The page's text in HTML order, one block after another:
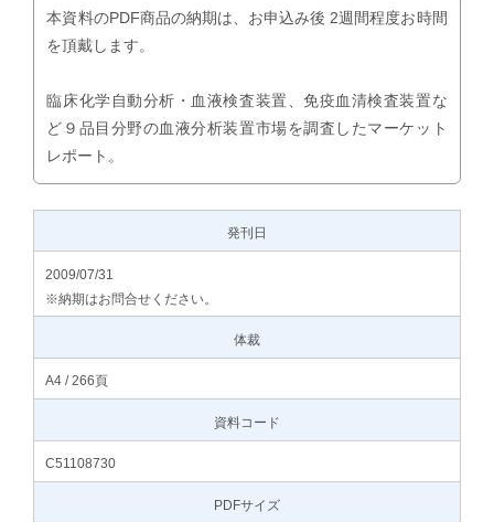
本資料のPDF商品の納期は、お申込み後 2週間程度お時間
を頂戴します。
臨床化学自動分析・血液検査装置、免疫血清検査装置な
ど９品目分野の血液分析装置市場を調査したマーケット
レポート。
発刊日
2009/07/31
※納期はお問合せください。
体裁
A4 / 266頁
資料コード
C51108730
PDFサイズ